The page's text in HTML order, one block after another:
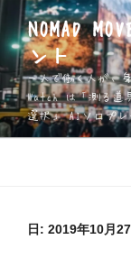
ン
テ
ン
ツ
へ
ス
NOMAD
ント
一人で働く人が、
Watch は「測る道
選択」 AIソロプレ
日: 2019年10月